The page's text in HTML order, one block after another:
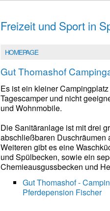
Freizeit und Sport in
HOMEPAGE
Gut Thomashof
Es ist ein kleiner
Tagescamper und nicht
und Wohnmobile.
Die Sanitäranlage ist mit drei
abschließbaren Duschräumen
Weiteren gibt es eine
und Spülbecken, sowie ein
Chemieausgussbecken und
Gut Thomashof -
Pferdepension Fischer